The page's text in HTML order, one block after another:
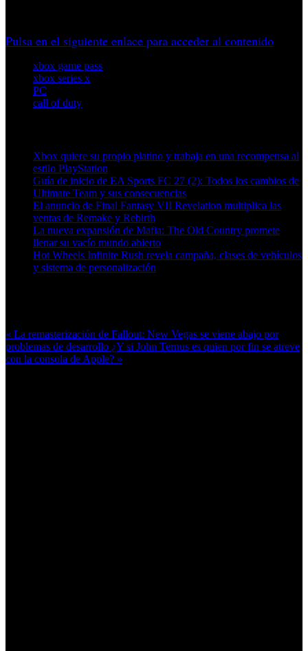
Pulsa en el siguiente enlace para acceder al contenido
xbox game pass
xbox series x
PC
call of duty
Xbox quiere su propio platino y trabaja en una recompensa al
estilo PlayStation
Guía de inicio de EA Sports FC 27 (2): Todos los cambios de
Ultimate Team y sus consecuencias
El anuncio de Final Fantasy VII Revelation multiplica las
ventas de Remake y Rebirth
La nueva expansión de Mafia: The Old Country promete
llenar su vacío mundo abierto
Hot Wheels Infinite Rush revela campaña, clases de vehículos
y sistema de personalización
« La remasterización de Fallout: New Vegas se viene abajo por
problemas de desarrollo ¿Y si John Ternus es quien por fin se atreve
con la consola de Apple? »